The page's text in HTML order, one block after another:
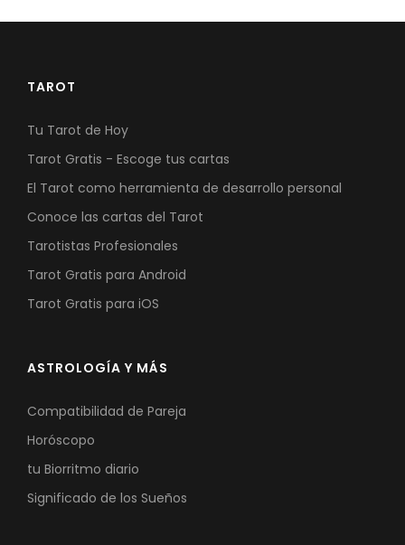
TAROT
Tu Tarot de Hoy
Tarot Gratis - Escoge tus cartas
El Tarot como herramienta de desarrollo personal
Conoce las cartas del Tarot
Tarotistas Profesionales
Tarot Gratis para Android
Tarot Gratis para iOS
ASTROLOGÍA Y MÁS
Compatibilidad de Pareja
Horóscopo
tu Biorritmo diario
Significado de los Sueños